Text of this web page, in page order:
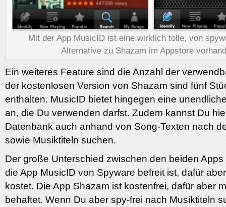
Mit der App MusicID ist eine wirklich tolle, von
Alternative zu Shazam im Appstore
Ein weiteres Feature sind die Anzahl der
der kostenlosen Version von Shazam sind fünf
enthalten. MusicID bietet hingegen eine
an, die Du verwenden darfst. Zudem kannst Du
Datenbank auch anhand von Song-Texten nach
sowie Musiktiteln suchen.
Der große Unterschied zwischen den beiden Apps
die App MusicID von Spyware befreit ist, dafür
kostet. Die App Shazam ist kostenfrei, dafür aber
behaftet. Wenn Du aber spy-frei nach Musiktiteln